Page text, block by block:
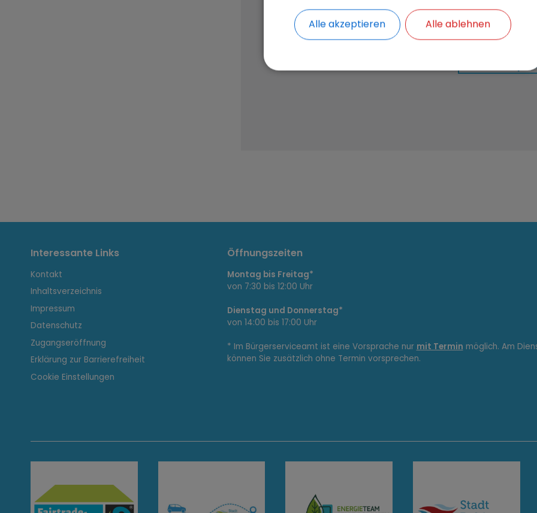
OpenStreetMap wird
Bitte aktivieren Sie "OpenStreetMap" in
Cookies
I
n
t
e
r
Interessante Links
Kontakt
Inhaltsverzeichnis
Impressum
Datenschutz
Zugangseröffnung
Erklärung zur Barrierefreiheit
Cookie Einstellungen
Öffnungszeiten
Montag bis Freitag*
von 7:30 bis 12:00 Uhr
Dienstag und Donnerstag*
von 14:00 bis 17:00 Uhr
* Im Bürgerserviceamt ist eine Vorsprache nur mit Termin möglich. Am
können Sie zusätzlich ohne Termin vorsprechen.
Alle akzeptieren Alle ablehnen